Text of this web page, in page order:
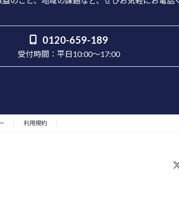
0120-659-189
受付時間：平日10:00～17:00
利用規約
ア
イ